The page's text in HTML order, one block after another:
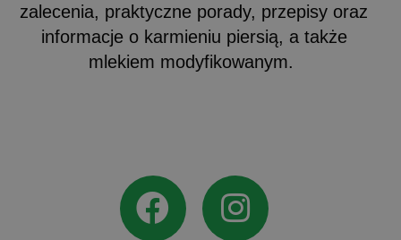
zalecenia, praktyczne porady, przepisy oraz
informacje o karmieniu piersią, a także
mlekiem modyfikowanym.